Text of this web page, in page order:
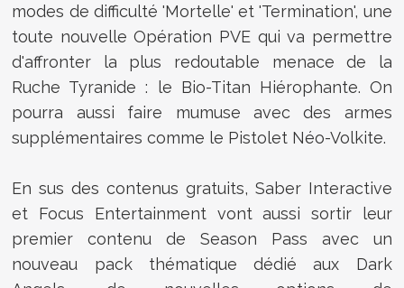
modes de difficulté 'Mortelle' et 'Termination', une
toute nouvelle Opération PVE qui va permettre
d'affronter la plus redoutable menace de la
Ruche Tyranide : le Bio-Titan Hiérophante. On
pourra aussi faire mumuse avec des armes
supplémentaires comme le Pistolet Néo-Volkite.
En sus des contenus gratuits, Saber Interactive
et Focus Entertainment vont aussi sortir leur
premier contenu de Season Pass avec un
nouveau pack thématique dédié aux Dark